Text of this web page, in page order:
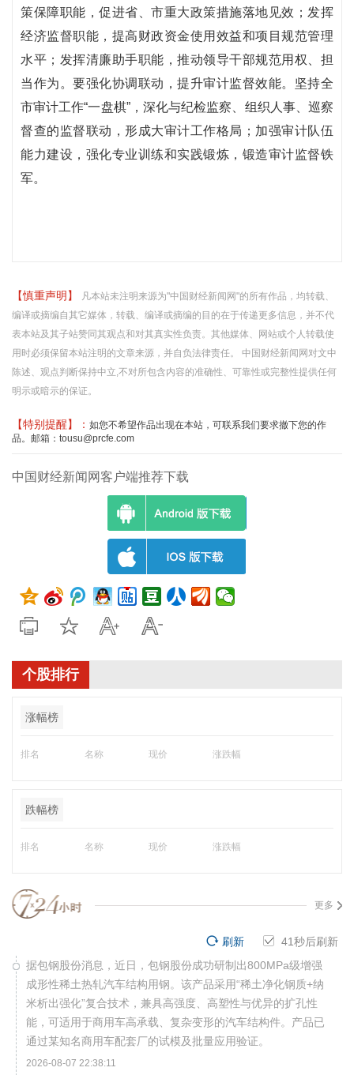
策保障职能，促进省、市重大政策措施落地见效；发挥
经济监督职能，提高财政资金使用效益和项目规范管理
水平；发挥清廉助手职能，推动领导干部规范用权、担
当作为。要强化协调联动，提升审计监督效能。坚持全
市审计工作“一盘棋”，深化与纪检监察、组织人事、巡察
督查的监督联动，形成大审计工作格局；加强审计队伍
能力建设，强化专业训练和实践锻炼，锻造审计监督铁
军。
【慎重声明】
凡本站未注明来源为"中国财经新闻网"的所有作品，均转载、
编译或摘编自其它媒体，转载、编译或摘编的目的在于传递更多信息，并不代
表本站及其子站赞同其观点和对其真实性负责。其他媒体、网站或个人转载使
用时必须保留本站注明的文章来源，并自负法律责任。 中国财经新闻网对文中
陈述、观点判断保持中立,不对所包含内容的准确性、可靠性或完整性提供任何
明示或暗示的保证。
【特别提醒】： 如您不希望作品出现在本站，可联系我们要求撤下您的作
品。邮箱：tousu@prcfe.com
中国财经新闻网客户端推荐下载
个股排行
涨幅榜
排名 名称 现价 涨跌幅
跌幅榜
排名 名称 现价 涨跌幅
更多
40秒后刷新
刷新
据包钢股份消息，近日，包钢股份成功研制出800MPa级增强
成形性稀土热轧汽车结构用钢。该产品采用“稀土净化钢质+纳
米析出强化”复合技术，兼具高强度、高塑性与优异的扩孔性
能，可适用于商用车高承载、复杂变形的汽车结构件。产品已
通过某知名商用车配套厂的试模及批量应用验证。
2026-08-07 22:38:11